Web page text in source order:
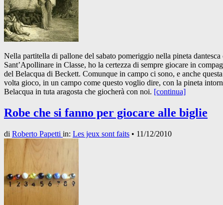
Nella partitella di pallone del sabato pomeriggio nella pineta dantesca
Sant’Apollinare in Classe, ho la certezza di sempre giocare in
del Belacqua di Beckett. Comunque in campo ci sono, e anche questa
volta gioco, in un campo come questo voglio dire, con la pineta
Belacqua in tuta aragosta che giocherà con noi. [continua]
Robe che si fanno per giocare alle biglie
di Roberto Papetti in: Les jeux sont faits • 11/12/2010